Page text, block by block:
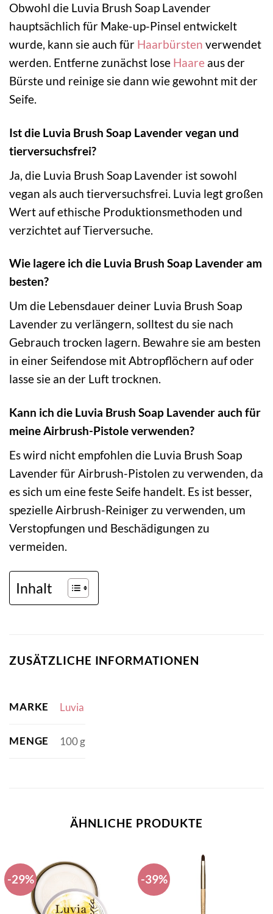
Obwohl die Luvia Brush Soap Lavender
hauptsächlich für Make-up-Pinsel entwickelt
wurde, kann sie auch für Haarbürsten verwendet
werden. Entferne zunächst lose Haare aus der
Bürste und reinige sie dann wie gewohnt mit der
Seife.
Ist die Luvia Brush Soap Lavender vegan und
tierversuchsfrei?
Ja, die Luvia Brush Soap Lavender ist sowohl
vegan als auch tierversuchsfrei. Luvia legt großen
Wert auf ethische Produktionsmethoden und
verzichtet auf Tierversuche.
Wie lagere ich die Luvia Brush Soap Lavender am
besten?
Um die Lebensdauer deiner Luvia Brush Soap
Lavender zu verlängern, solltest du sie nach
Gebrauch trocken lagern. Bewahre sie am besten
in einer Seifendose mit Abtropflöchern auf oder
lasse sie an der Luft trocknen.
Kann ich die Luvia Brush Soap Lavender auch für
meine Airbrush-Pistole verwenden?
Es wird nicht empfohlen die Luvia Brush Soap
Lavender für Airbrush-Pistolen zu verwenden, da
es sich um eine feste Seife handelt. Es ist besser,
spezielle Airbrush-Reiniger zu verwenden, um
Verstopfungen und Beschädigungen zu
vermeiden.
Inhalt
ZUSÄTZLICHE INFORMATIONEN
MARKE Luvia
MENGE 100 g
ÄHNLICHE PRODUKTE
-29% -39%